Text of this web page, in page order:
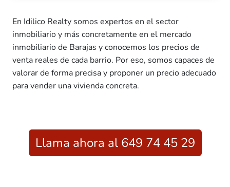
En Idilico Realty somos expertos en el sector
inmobiliario y más concretamente en el mercado
inmobiliario de Barajas y conocemos los precios de
venta reales de cada barrio. Por eso, somos capaces de
valorar de forma precisa y proponer un precio adecuado
para vender una vivienda concreta.
Llama ahora al 649 74 45 29